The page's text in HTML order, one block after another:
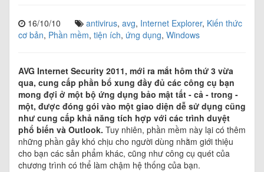
i
16/10/10 antivirus, avg, Internet Explorer, Kiến thức
cơ bản, Phần mềm, tiện ích, ứng dụng, Windows
AVG Internet Security 2011, mới ra mắt hôm thứ 3 vừa
qua, cung cấp phần bổ xung đầy đủ các công cụ bạn
mong đợi ở một bộ ứng dụng bảo mật tất - cả - trong -
một, được đóng gói vào một giao diện dễ sử dụng cũng
như cung cấp khả năng tích hợp với các trình duyệt
phổ biến và Outlook. Tuy nhiên, phần mềm này lại có thêm
những phần gây khó chịu cho người dùng nhằm giới thiệu
cho bạn các sản phẩm khác, cũng như công cụ quét của
chương trình có thể làm chậm hệ thống của bạn.